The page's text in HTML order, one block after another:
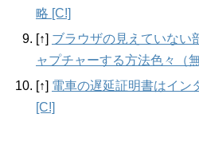
略 [C!]
[↑] ブラウザの見えていない
ャプチャーする方法色々（
[↑] 電車の遅延証明書はイン
[C!]